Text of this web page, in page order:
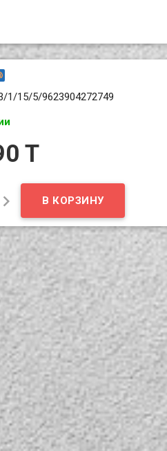
1/15/5/9623904272749
T
